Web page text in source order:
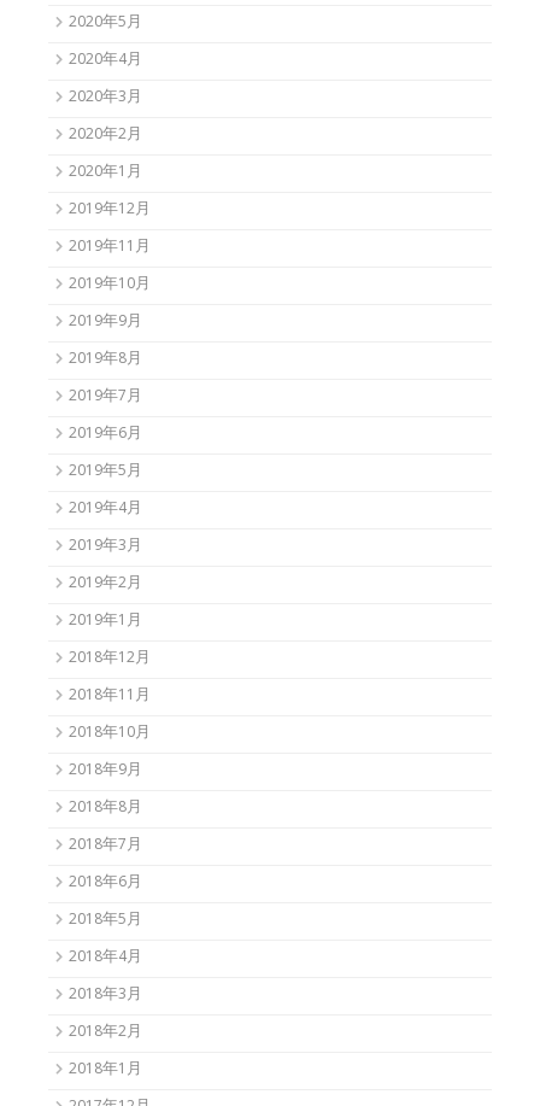
2020年5月
2020年4月
2020年3月
2020年2月
2020年1月
2019年12月
2019年11月
2019年10月
2019年9月
2019年8月
2019年7月
2019年6月
2019年5月
2019年4月
2019年3月
2019年2月
2019年1月
2018年12月
2018年11月
2018年10月
2018年9月
2018年8月
2018年7月
2018年6月
2018年5月
2018年4月
2018年3月
2018年2月
2018年1月